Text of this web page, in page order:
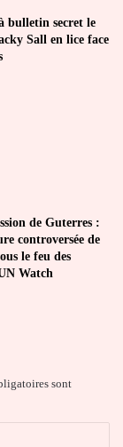
bulletin secret le
Sall en lice face
de Guterres :
controversée de
le feu des
Watch
sont